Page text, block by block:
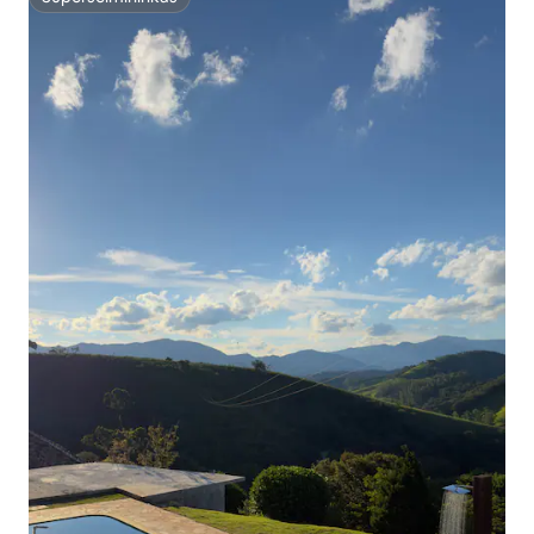
Superšeimininkas